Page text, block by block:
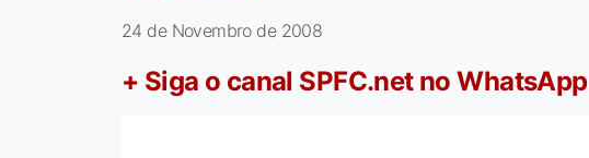
24 de Novembro de 2008
+ Siga o canal SPFC.net no WhatsApp